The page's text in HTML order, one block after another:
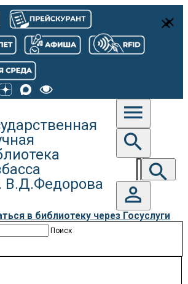
В.Д.Федорова
menu
search
search
person_outline
в библиотеку через Госуслуги
close
Поиск
close